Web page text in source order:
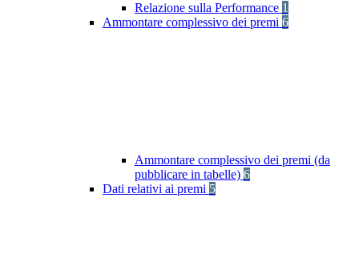
Relazione sulla Performance 1
Ammontare complessivo dei premi 6
Ammontare complessivo dei premi (da
pubblicare in tabelle) 6
Dati relativi ai premi 5